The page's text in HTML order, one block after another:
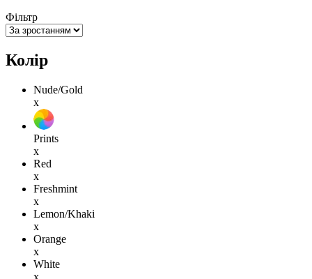
Фільтр
Колір
Nude/Gold
x
Prints
x
Red
x
Freshmint
x
Lemon/Khaki
x
Orange
x
White
x